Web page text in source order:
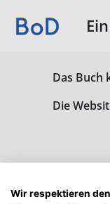
Das Buch
Die
Wir respektieren